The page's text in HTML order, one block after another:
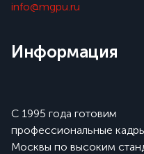
info@mgpu.ru
Информация
С 1995 года готовим
профессиональные
Москвы по высоким